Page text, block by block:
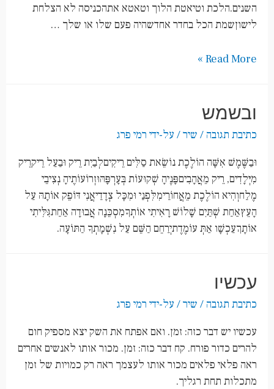
השנים.הלכת וטיאטת הלוך וטאטא אתהכניסה לא הצלחת
לישוןשמת הכל בחדר אחדשהיה פעם שלו או שלך …
Read More »
ובשמש
כתיבת תגובה / שיר/ על-ידי רמי פרג
וּבַשֶּׁמֶשׁ אִשָּׁה הוֹלֶכֶת נוֹשֵׂאת סַלִּים רֵיקִיםלְבַיִת רֵיק וּבַעַל רֵיקרֵיק
מִיְּלָדִים, רֵיק מֵאֲהָבִיםפָּנֶיהָ שְׁקוּעוֹת בְּעָרְפָּהּוּזְרוֹעוֹתֶיהָ נְצִיבֵי
מֶלַחוְהִיא הוֹלֶכֶת מֵאֲחוֹרַימִלִּפְנַי וּמִכָּל צְדָדַיאֲנִי דּוֹפֵק אוֹתָהּ עַל
הָעֵץאַחַת שְׁתַּיִם שָׁלוֹשׁ רָאִיתִי אוֹתְךָמִסְכֵּנָה אֲבוּדָה אַחַתגִּלִּיתִי
אוֹתָךְעַכְשָׁו אַתְּ עוֹמֶדֶתיְרַחֵם הַשֵּׁם עַל נִשְׁמָתְךָ הַתּוֹעָה.
עכשיו
כתיבת תגובה / שיר/ על-ידי רמי פרג
עכשיו יש דבר כזה: זמן. ואם אפתח את השק יצא מספיק חום
להרים כדור פורח. קח דבר כזה: זמן. מכור אותו לאנשים אחרים
ראה פלאי פלאים מכור אותו לעצמך ראה רק כמויות של זמן
מתכלות תחת רגליך.